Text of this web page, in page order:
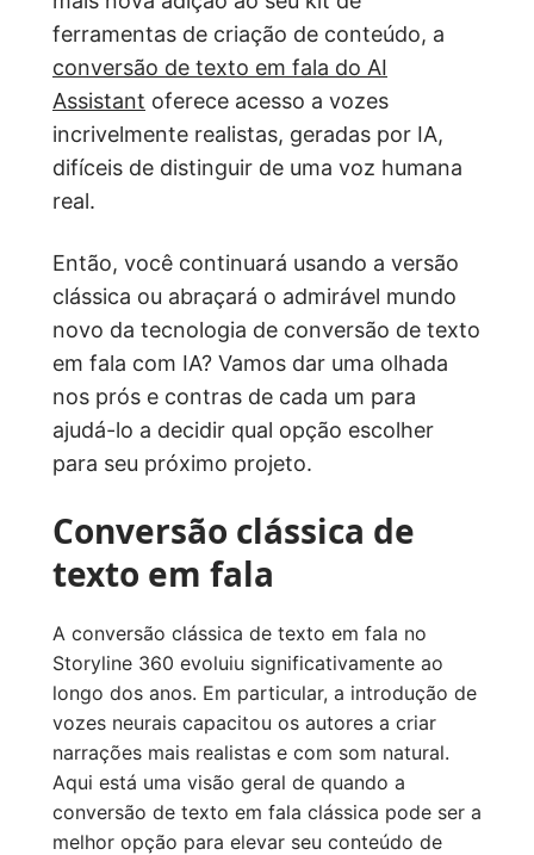
ferramentas de criação de conteúdo, a
conversão de texto em fala do AI
Assistant oferece acesso a vozes
incrivelmente realistas, geradas por IA,
difíceis de distinguir de uma voz humana
real.
Então, você continuará usando a versão
clássica ou abraçará o admirável mundo
novo da tecnologia de conversão de texto
em fala com IA? Vamos dar uma olhada
nos prós e contras de cada um para
ajudá-lo a decidir qual opção escolher
para seu próximo projeto.
Conversão clássica de
texto em fala
A conversão clássica de texto em fala no
Storyline 360 evoluiu significativamente ao
longo dos anos. Em particular, a introdução de
vozes neurais capacitou os autores a criar
narrações mais realistas e com som natural.
Aqui está uma visão geral de quando a
conversão de texto em fala clássica pode ser a
melhor opção para elevar seu conteúdo de